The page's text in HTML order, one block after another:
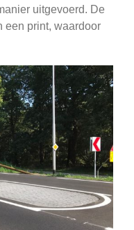
uitgevoerd. De
een print, waardoor